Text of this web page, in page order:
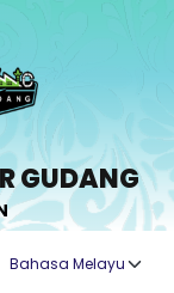
GUDANG
your